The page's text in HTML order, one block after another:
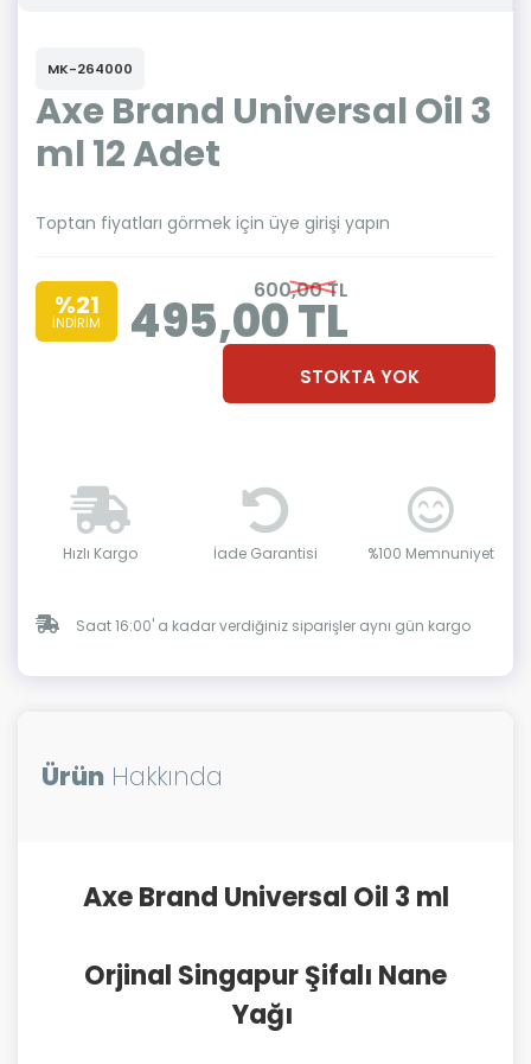
MK-264000
Axe Brand Universal Oil 3
ml 12 Adet
Toptan fiyatları görmek için üye girişi yapın
%21
İNDİRİM
600,00 TL
495,00 TL
STOKTA YOK
Hızlı Kargo İade Garantisi %100 Memnuniyet
Saat 16:00' a kadar verdiğiniz siparişler aynı gün kargo
Ürün Hakkında
Axe Brand Universal Oil 3 ml
Orjinal Singapur Şifalı Nane
Yağı